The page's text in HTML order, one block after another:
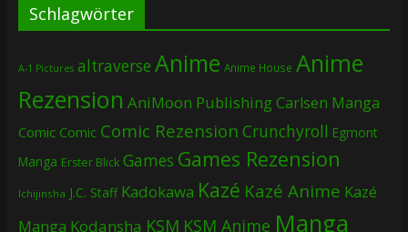
Schlagwörter
A-1 Pictures altraverse Anime Anime House Anime
Rezension AniMoon PublishingCarlsen Manga
Comic Comic Comic Rezension Crunchyroll Egmont
Manga Erster Blick Games Games Rezension
Ichijinsha J.C. Staff Kadokawa Kazé Kazé Anime Kazé
Manga Kodansha KSM KSM Anime Manga